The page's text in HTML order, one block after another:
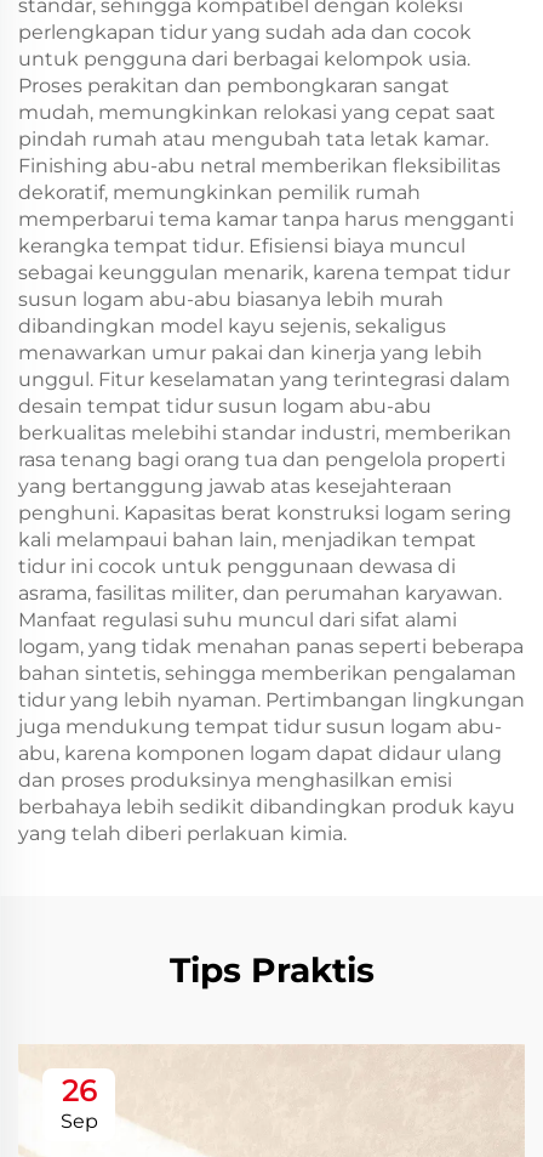
standar, sehingga kompatibel dengan koleksi
perlengkapan tidur yang sudah ada dan cocok
untuk pengguna dari berbagai kelompok usia.
Proses perakitan dan pembongkaran sangat
mudah, memungkinkan relokasi yang cepat saat
pindah rumah atau mengubah tata letak kamar.
Finishing abu-abu netral memberikan fleksibilitas
dekoratif, memungkinkan pemilik rumah
memperbarui tema kamar tanpa harus mengganti
kerangka tempat tidur. Efisiensi biaya muncul
sebagai keunggulan menarik, karena tempat tidur
susun logam abu-abu biasanya lebih murah
dibandingkan model kayu sejenis, sekaligus
menawarkan umur pakai dan kinerja yang lebih
unggul. Fitur keselamatan yang terintegrasi dalam
desain tempat tidur susun logam abu-abu
berkualitas melebihi standar industri, memberikan
rasa tenang bagi orang tua dan pengelola properti
yang bertanggung jawab atas kesejahteraan
penghuni. Kapasitas berat konstruksi logam sering
kali melampaui bahan lain, menjadikan tempat
tidur ini cocok untuk penggunaan dewasa di
asrama, fasilitas militer, dan perumahan karyawan.
Manfaat regulasi suhu muncul dari sifat alami
logam, yang tidak menahan panas seperti beberapa
bahan sintetis, sehingga memberikan pengalaman
tidur yang lebih nyaman. Pertimbangan lingkungan
juga mendukung tempat tidur susun logam abu-
abu, karena komponen logam dapat didaur ulang
dan proses produksinya menghasilkan emisi
berbahaya lebih sedikit dibandingkan produk kayu
yang telah diberi perlakuan kimia.
Tips Praktis
26
Sep